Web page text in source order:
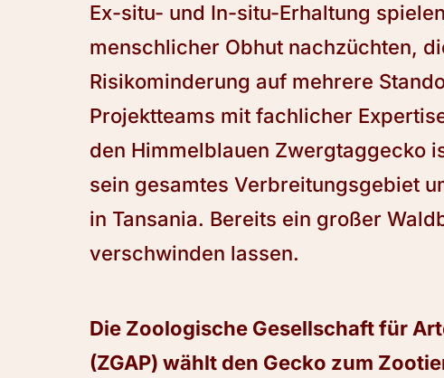
Ex-situ- und In-situ-Erhaltung
menschlicher Obhut nachzüchten,
Risikominderung auf mehrere
Projektteams mit fachlicher
den Himmelblauen Zwergtaggecko
sein gesamtes Verbreitungsgebiet
in Tansania. Bereits ein großer
verschwinden lassen.
Die Zoologische Gesellschaft für
(ZGAP) wählt den Gecko zum